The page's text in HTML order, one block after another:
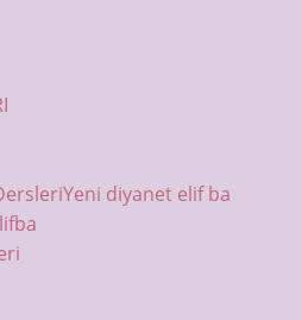
Yeni diyanet elif ba